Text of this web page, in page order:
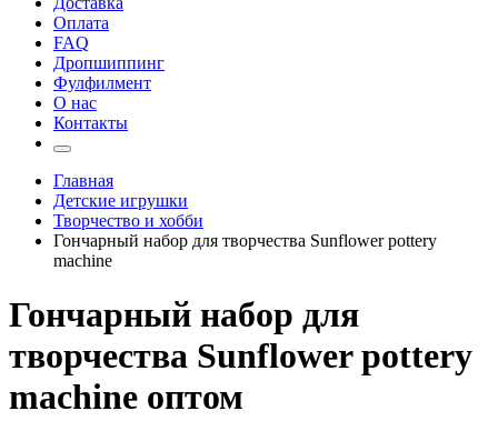
Оплата
FAQ
Дропшиппинг
Фулфилмент
О нас
Контакты
Главная
Детские игрушки
Творчество и хобби
Гончарный набор для творчества Sunflower pottery
machine
Гончарный набор для
творчества Sunflower pottery
machine оптом